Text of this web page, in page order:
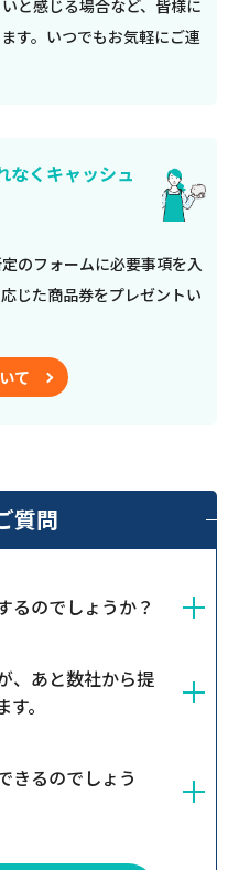
と感じる場合など、皆様に
す。いつでもお気軽にご連
なくキャッシュ
のフォームに必要事項を入
じた商品券をプレゼントい
て
質問
るのでしょうか？
、あと数社から提
。
きるのでしょう